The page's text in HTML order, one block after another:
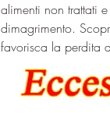
alimenti non trattati
dimagrimento.
favorisca la perdita